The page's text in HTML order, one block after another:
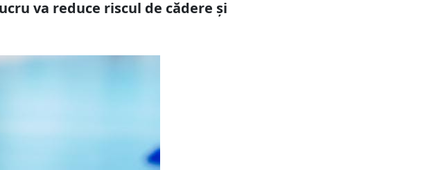
va reduce riscul de cădere și